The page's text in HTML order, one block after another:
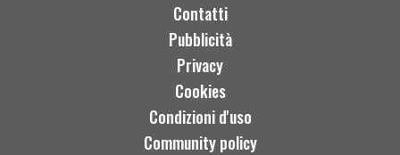
Contatti
Pubblicità
Privacy
Cookies
Condizioni d'uso
Community policy